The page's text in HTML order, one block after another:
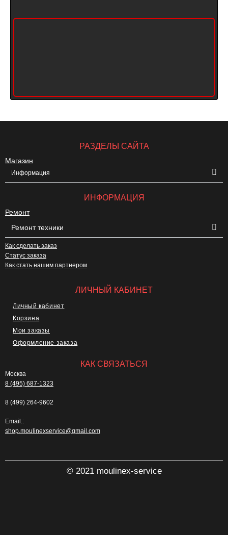
РАЗДЕЛЫ САЙТА
Магазин
Информация
ИНФОРМАЦИЯ
Ремонт
Ремонт техники
Как сделать заказ
Статус заказа
Как стать нашим партнером
ЛИЧНЫЙ КАБИНЕТ
Личный кабинет
Корзина
Мои заказы
Оформление заказа
КАК СВЯЗАТЬСЯ
Москва
8 (495) 687-1323
8 (499) 264-9602
Email.:
shop.moulinexservice@gmail.com
© 2021 moulinex-service